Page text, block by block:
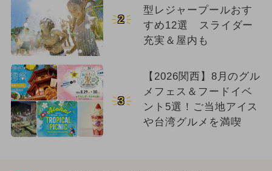
2
型レジャープールおす
すめ12選 スライダー
充実＆屋内も
3
【2026関西】8月のグル
メフェス＆フードイベ
ント5選！ご当地アイス
や台湾グルメを満喫